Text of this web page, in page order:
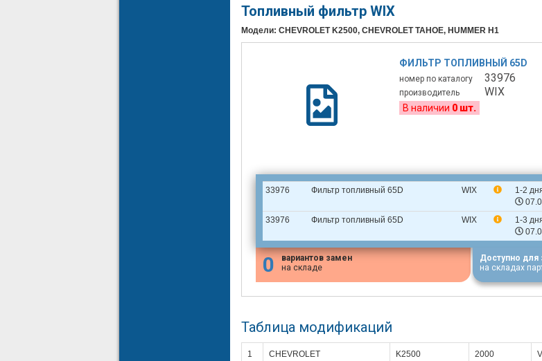
Топливный фильтр WIX
Модели: CHEVROLET K2500, CHEVROLET TAHOE, HUMMER H1
ФИЛЬТР ТОПЛИВНЫЙ 65D
номер по каталогу 33976
производитель WIX
В наличии 0 шт.
33976 Фильтр топливный 65D WIX
1-2
33976 Фильтр топливный 65D WIX
1-3
0
вариантов замен
на складе
Доступно для
на складах
Таблица модификаций
1 CHEVROLET K2500 2000